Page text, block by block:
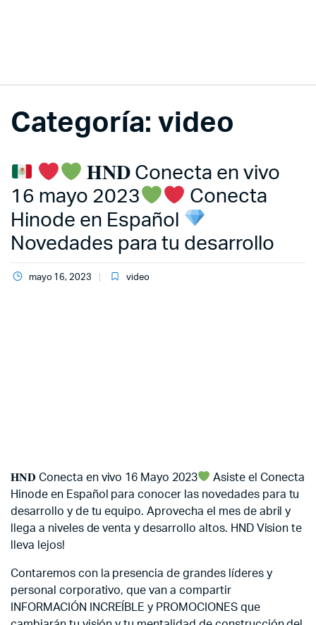
Categoría: video
𝐇𝐍𝐃 Conecta en vivo
16 mayo 2023
Conecta
Hinode en Español
Novedades para tu desarrollo
mayo 16, 2023 video
𝐇𝐍𝐃 Conecta en vivo 16 Mayo 2023
Asiste el Conecta
Hinode en Español para conocer las novedades para tu
desarrollo y de tu equipo. Aprovecha el mes de abril y
llega a niveles de venta y desarrollo altos. HND Vision te
lleva lejos!
Contaremos con la presencia de grandes líderes y
personal corporativo, que van a compartir
INFORMACIÓN INCREÍBLE y PROMOCIONES que